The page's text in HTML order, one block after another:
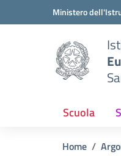
Vai ai contenuti
Vai al menu di navigazione
Ministero
Scuola
Home